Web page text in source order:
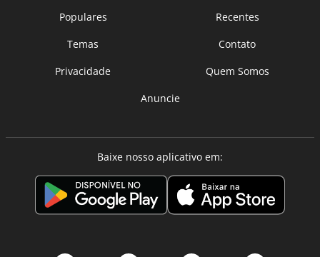
Populares
Recentes
Temas
Contato
Privacidade
Quem Somos
Anuncie
Baixe nosso aplicativo em: